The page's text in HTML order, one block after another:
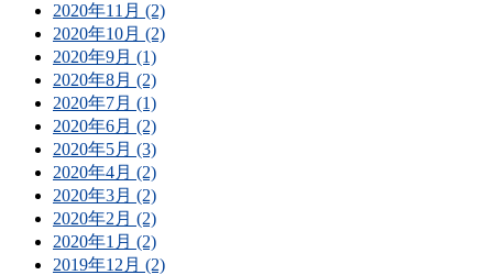
2020年11月 (2)
2020年10月 (2)
2020年9月 (1)
2020年8月 (2)
2020年7月 (1)
2020年6月 (2)
2020年5月 (3)
2020年4月 (2)
2020年3月 (2)
2020年2月 (2)
2020年1月 (2)
2019年12月 (2)